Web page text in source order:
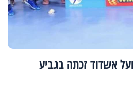
אשדוד זכתה בגביע